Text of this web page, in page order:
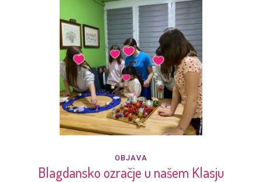
OBJAVA
Blagdansko ozračje u našem Klasju